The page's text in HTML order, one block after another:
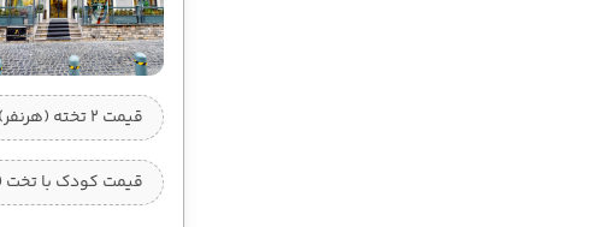
قیمت 2 تخته (هرنفر)
قیمت کودک با تخت